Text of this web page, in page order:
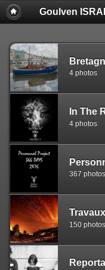
Goulven
4 photos
In The
4 photos
367 photos
150 photos